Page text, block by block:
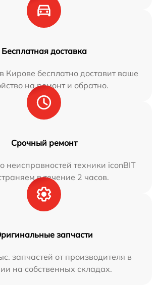
Бесплатная доставка
Кирове бесплатно доставит ваше
на ремонт и обратно.
Срочный ремонт
неисправностей техники iconBIT
в течение 2 часов.
запчасти
запчастей от производителя в
на собственных складах.